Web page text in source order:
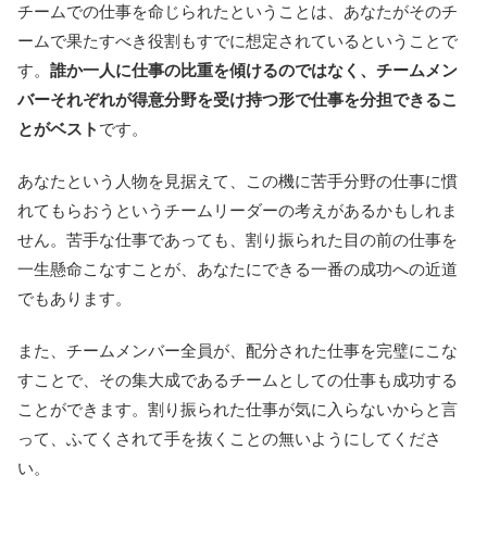
チームでの仕事を命じられたということは、あなたがそのチ
ームで果たすべき役割もすでに想定されているということで
す。 誰か一人に仕事の比重を傾けるのではなく、チームメン
バーそれぞれが得意分野を受け持つ形で仕事を分担できるこ
とがベスト です。
あなたという人物を見据えて、この機に苦手分野の仕事に慣
れてもらおうというチームリーダーの考えがあるかもしれま
せん。苦手な仕事であっても、割り振られた目の前の仕事を
一生懸命こなすことが、あなたにできる一番の成功への近道
でもあります。
また、チームメンバー全員が、配分された仕事を完璧にこな
すことで、その集大成であるチームとしての仕事も成功する
ことができます。割り振られた仕事が気に入らないからと言
って、ふてくされて手を抜くことの無いようにしてくださ
い。